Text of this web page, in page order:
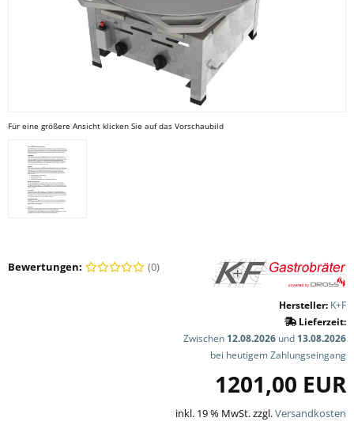
Für eine größere Ansicht klicken Sie auf das Vorschaubild
Bewertungen: (0)
Hersteller: K+F
Lieferzeit:
Zwischen 12.08.2026 und 13.08.2026
bei heutigem Zahlungseingang
1201,00 EUR
inkl. 19 % MwSt. zzgl.Versandkosten